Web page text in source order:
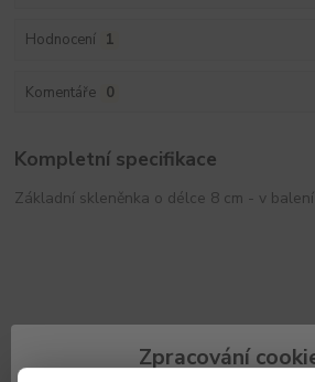
Hodnocení 1
Komentáře 0
Kompletní specifikace
Základní skleněnka o délce 8 cm - v
Zboží zařazeno v kategoriích
Zpracování